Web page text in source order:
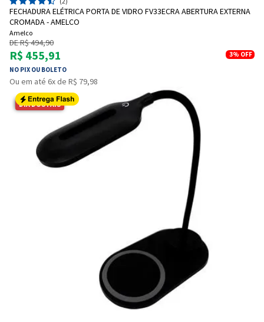
FECHADURA ELÉTRICA PORTA DE VIDRO FV33ECRA ABERTURA EXTERNA
CROMADA - AMELCO
Amelco
DE R$ 494,90
R$ 455,91
NO PIX OU BOLETO
3% OFF
Ou em até 6x de R$ 79,98
DIA DOS PAIS